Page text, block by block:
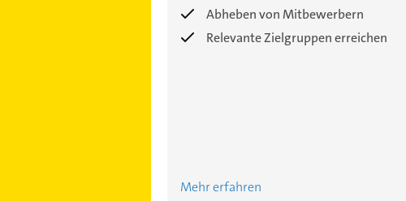
Abheben von Mitbewerbern
Relevante Zielgruppen erreichen
Mehr erfahren